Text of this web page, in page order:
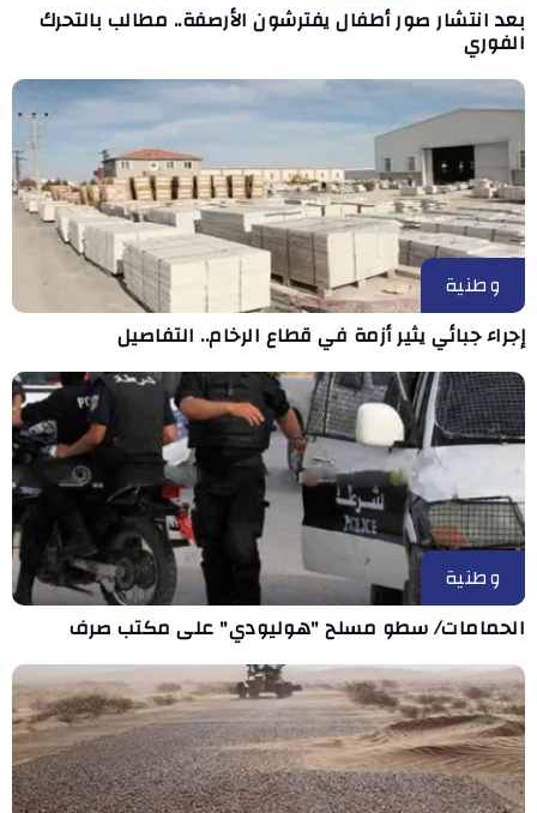
بعد انتشار صور أطفال يفترشون الأرصفة.. مطالب بالتحرك
الفوري
وطنية
إجراء جبائي يثير أزمة في قطاع الرخام.. التفاصيل
وطنية
الحمامات/ سطو مسلح "هوليودي" على مكتب صرف